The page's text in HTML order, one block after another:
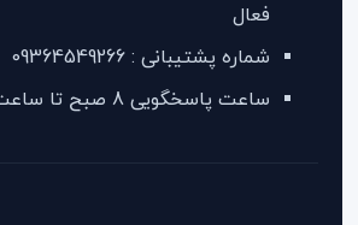
فعال
شماره پشتیبانی : 09364549266
ساعت پاسخگویی 8 صبح تا ساعت 21